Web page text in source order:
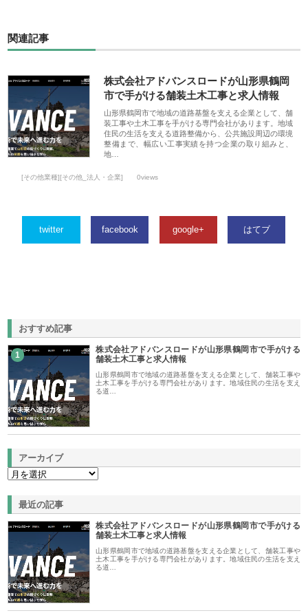
関連記事
株式会社アドバンスロードが山形県鶴岡
市で手がける舗装土木工事と求人情報
山形県鶴岡市で地域の道路基盤を支える企業として、舗
装工事や土木工事を手がける専門会社があります。地域
住民の生活を支える道路整備から、公共施設周辺の環境
整備まで、幅広い工事実績を持つ企業の取り組みと、
地…
[その他業種][その他_法人・企業] 0views
twitter facebook google+ はてブ
おすすめ記事
1
株式会社アドバンスロードが山形県鶴岡市で手がける
舗装土木工事と求人情報
山形県鶴岡市で地域の道路基盤を支える企業として、舗装工事や
土木工事を手がける専門会社があります。地域住民の生活を支え
る道…
アーカイブ
最近の記事
株式会社アドバンスロードが山形県鶴岡市で手がける
舗装土木工事と求人情報
山形県鶴岡市で地域の道路基盤を支える企業として、舗装工事や
土木工事を手がける専門会社があります。地域住民の生活を支え
る道…